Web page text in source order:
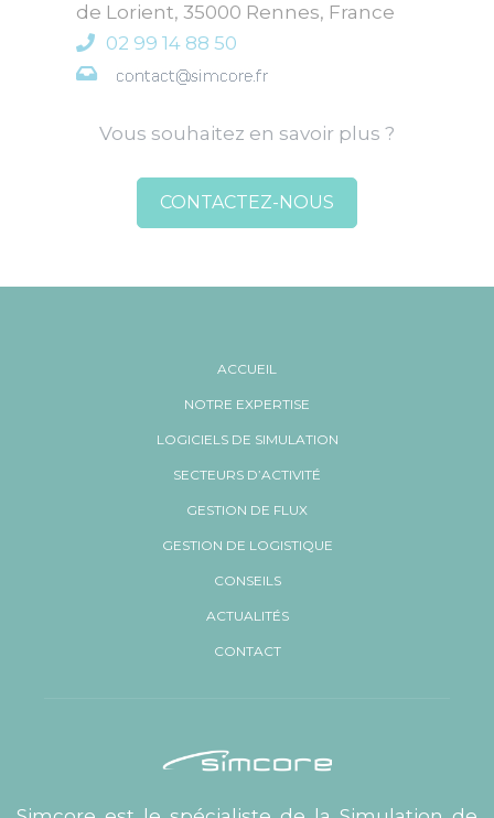
de Lorient, 35000 Rennes, France
02 99 14 88 50
Vous souhaitez en savoir plus ?
CONTACTEZ-NOUS
ACCUEIL
NOTRE EXPERTISE
LOGICIELS DE SIMULATION
SECTEURS D’ACTIVITÉ
GESTION DE FLUX
GESTION DE LOGISTIQUE
CONSEILS
ACTUALITÉS
CONTACT